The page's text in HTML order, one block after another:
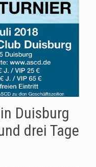
Duisburg
drei Tage